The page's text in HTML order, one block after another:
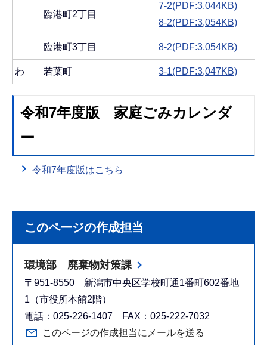
臨港町2丁目
7-2(PDF:3,044KB)
8-2(PDF:3,054KB)
臨港町3丁目 8-2(PDF:3,054KB)
わ 若葉町 3-1(PDF:3,047KB)
令和7年度版 家庭ごみカレンダ
ー
令和7年度版はこちら
このページの作成担当
環境部 廃棄物対策課
〒951-8550 新潟市中央区学校町通1番町602番地
1（市役所本館2階）
電話：025-226-1407 FAX：025-222-7032
このページの作成担当にメールを送る